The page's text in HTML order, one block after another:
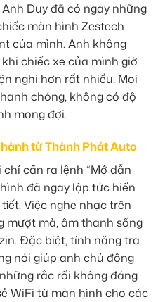
Duy đã có ngay những
màn hình Zestech
của mình. Anh không
chiếc xe của mình giờ
nghi hơn rất nhiều. Mọi
chóng, không có độ
mong đợi.
từ Thành Phát Auto
cần ra lệnh “Mở dẫn
đã ngay lập tức hiển
Việc nghe nhạc trên
mượt mà, âm thanh sống
Đặc biệt, tính năng tra
nói giúp anh chủ động
rắc rối không đáng
WiFi từ màn hình cho các